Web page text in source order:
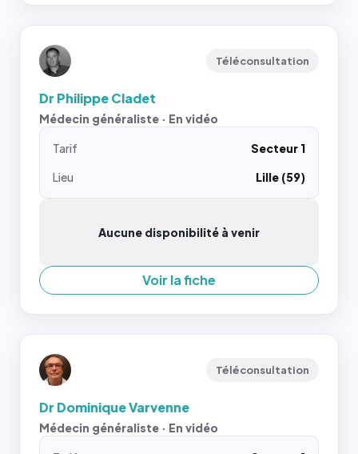
Téléconsultation
Dr Philippe Cladet
Médecin généraliste · En vidéo
Tarif
Secteur 1
Lieu
Lille (59)
Aucune disponibilité à venir
Voir la fiche
Téléconsultation
Dr Dominique Varvenne
Médecin généraliste · En vidéo